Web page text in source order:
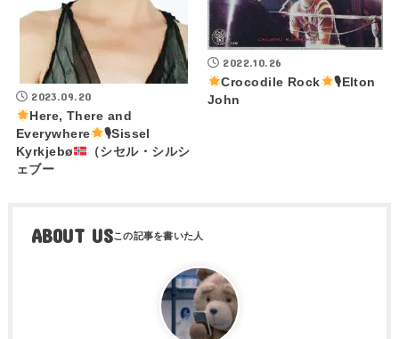
2023.09.20
Here, There and
Everywhere
🎙Sissel
Kyrkjebø
（シセル・シルシ
ェブー
2022.10.26
Crocodile Rock
🎙Elton
John
ABOUT US